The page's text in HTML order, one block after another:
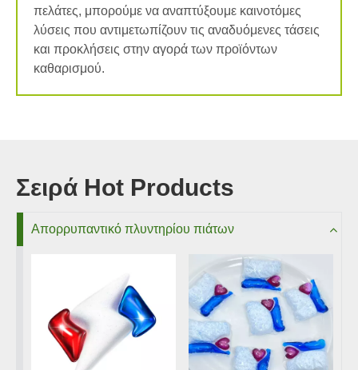
πελάτες, μπορούμε να αναπτύξουμε καινοτόμες
λύσεις που αντιμετωπίζουν τις αναδυόμενες τάσεις
και προκλήσεις στην αγορά των προϊόντων
καθαρισμού.
Σειρά Hot Products
Απορρυπαντικό πλυντηρίου πιάτων